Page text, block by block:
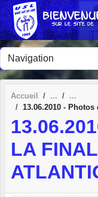
Accueil
13.06.2010 -
LA
Panneau de gestion